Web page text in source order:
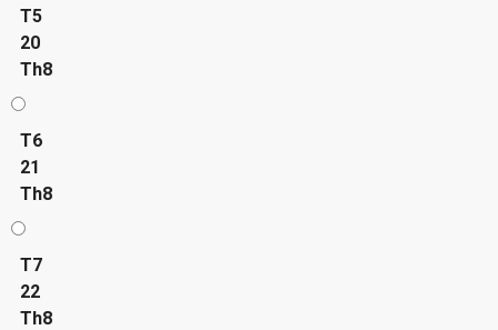
T5
20
Th8
T6
21
Th8
T7
22
Th8